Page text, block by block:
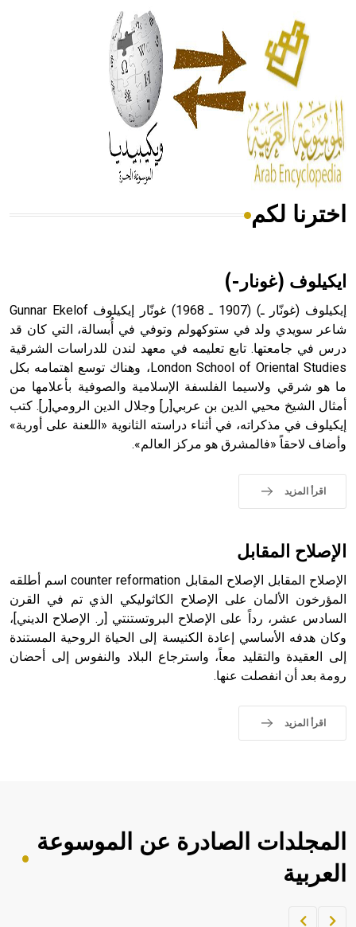
الحكم، الأدلة، تنظيم التغذية، ورسالته في جروح الرأس. ويعود
له الفضل بأنه حرر الطب من الدين والفلسفة.
- هل تعلم أن المرجان إفراز حيواني يتكون في البحر ويتركب
من مادة كربونات الكلسيوم، وهو أحمر أو شديد الحمرة وهو
أجود أنواعه، ويمتاز بكبر الحجم ويسمى الش
هل تعلم أن الأبسيد كلمة فرنسية اللفظ تم اعتمادها مصطلحاً
- هل تعلم أن أبجر Abgar اسم معروف جيداً يعود إلى عدد من
الملوك الذين حكموا مدينة إديسا (الرها) من أبجر الأول وحتى
التاسع، وهم ينتسبون إلى أسرة أوسروين
sign تكتب منفصلة غير متصلة، وتعتمد المبدأ الأكوروفوني،
اخترنا لكم
ايكيلوف (غونار-)
إيكيلوف (غونّار ـ) (1907 ـ 1968) غونّار إيكيلوف Gunnar Ekelof
شاعر سويدي ولد في ستوكهولم وتوفي في أُبسالة، التي كان قد
درس في جامعتها. تابع تعليمه في معهد لندن للدراسات الشرقية
London School of Oriental Studies، وهناك توسع اهتمامه بكل
ما هو شرقي ولاسيما الفلسفة الإسلامية والصوفية بأعلامها من
أمثال الشيخ محيي الدين بن عربي[ر] وجلال الدين الرومي[ر]. كتب
إيكيلوف في مذكراته، في أثناء دراسته الثانوية «اللعنة على أوربة»
وأضاف لاحقاً «فالمشرق هو مركز العالم».
اقرأ المزيد
الإصلاح المقابل
الإصلاح المقابل الإصلاح المقابل counter reformation اسم أطلقه
المؤرخون الألمان على الإصلاح الكاثوليكي الذي تم في القرن
السادس عشر، رداً على الإصلاح البروتستنتي [ر. الإصلاح الديني]،
وكان هدفه الأساسي إعادة الكنيسة إلى الحياة الروحية المستندة
إلى العقيدة والتقليد معاً، واسترجاع البلاد والنفوس إلى أحضان
رومة بعد أن انفصلت عنها.
اقرأ المزيد
المجلدات الصادرة عن الموسوعة
العربية